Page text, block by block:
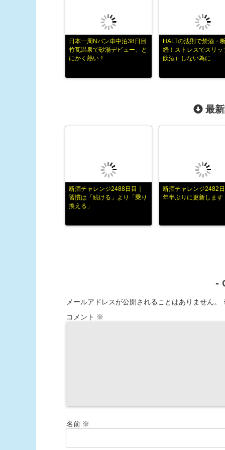
日本一周Nバン車中泊38日目
竹瓦温泉で砂湯デビュー、と
にかく熱い！
HALTの法則で禁酒・
続！ストレスでスリッ
飲酒）しない為に
最
断酒チャレンジ2488日目｜
習慣は「続ける」より「乗り
換える」
断酒チャレンジ2482
年半ぶりに更新します
-
メールアドレスが公開されることはありません。
コメント ※
名前 ※